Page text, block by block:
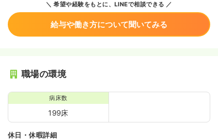
希望や経験をもとに、LINEで相談できる
給与や働き方について聞いてみる
職場の環境
病床数
199床
休日・休暇詳細